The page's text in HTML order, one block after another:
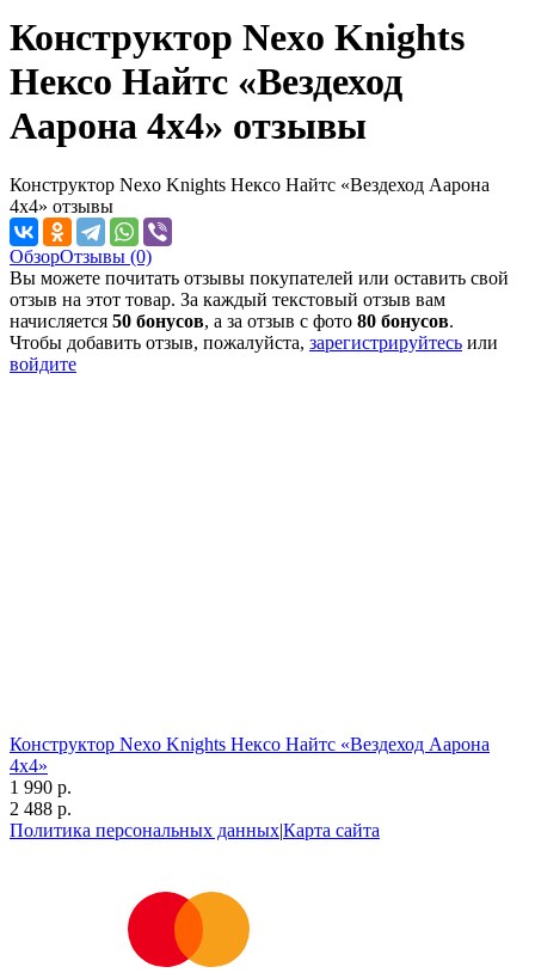
Конструктор Nexo Knights
Нексо Найтс «Вездеход
Аарона 4x4» отзывы
Конструктор Nexo Knights Нексо Найтс «Вездеход Аарона
4x4» отзывы
ОбзорОтзывы (0)
Вы можете почитать отзывы покупателей или оставить свой
отзыв на этот товар. За каждый текстовый отзыв вам
начисляется 50 бонусов, а за отзыв с фото 80 бонусов.
Чтобы добавить отзыв, пожалуйста, зарегистрируйтесь или
войдите
Конструктор Nexo Knights Нексо Найтс «Вездеход Аарона
4x4»
1 990 р.
2 488 р.
Политика персональных данных|Карта сайта